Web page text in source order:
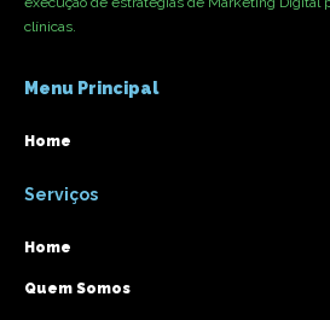
clínicas.
Menu Principal
Home
Serviços
Home
Quem Somos